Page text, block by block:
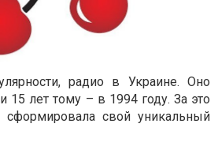
радио в Украине. Оно
15 лет тому – в 1994 году. За это
сформировала свой уникальный